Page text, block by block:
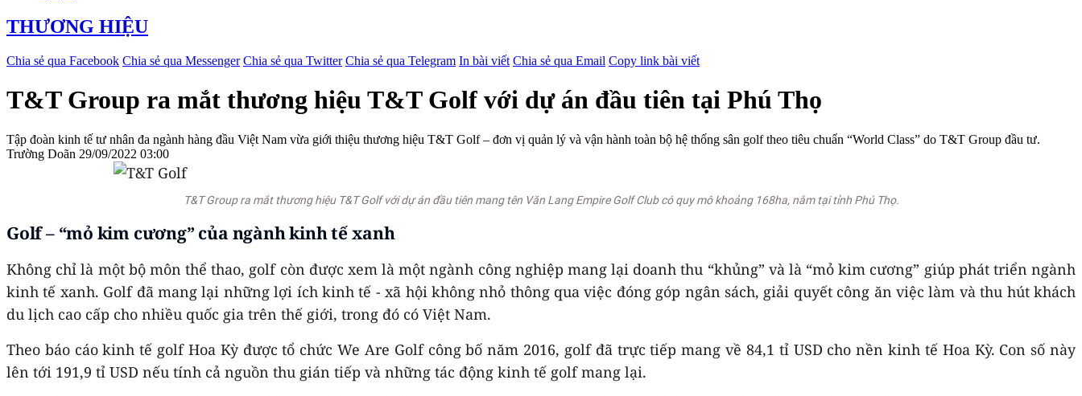
THƯƠNG HIỆU
Chia sẻ qua Facebook Chia sẻ qua Messenger Chia sẻ qua Twitter Chia sẻ qua Telegram In bài viết Chia sẻ qua Email Copy link bài viết
T&T Group ra mắt thương hiệu T&T Golf với dự án đầu tiên tại Phú Thọ
Tập đoàn kinh tế tư nhân đa ngành hàng đầu Việt Nam vừa giới thiệu thương hiệu T&T Golf – đơn vị quản lý và vận hành toàn bộ hệ thống sân golf theo tiêu chuẩn “World Class” do T&T Group đầu tư.
Trường Doãn 29/09/2022 03:00
T&T Group ra mắt thương hiệu T&T Golf với dự án đầu tiên mang tên Văn Lang Empire Golf Club có quy mô khoảng 168ha, nằm tại tỉnh Phú Thọ.
Golf – “mỏ kim cương” của ngành kinh tế xanh
Không chỉ là một bộ môn thể thao, golf còn được xem là một ngành công nghiệp mang lại doanh thu “khủng” và là “mỏ kim cương” giúp phát triển ngành
kinh tế xanh. Golf đã mang lại những lợi ích kinh tế - xã hội không nhỏ thông qua việc đóng góp ngân sách, giải quyết công ăn việc làm và thu hút khách
du lịch cao cấp cho nhiều quốc gia trên thế giới, trong đó có Việt Nam.
Theo báo cáo kinh tế golf Hoa Kỳ được tổ chức We Are Golf công bố năm 2016, golf đã trực tiếp mang về 84,1 tỉ USD cho nền kinh tế Hoa Kỳ. Con số này
lên tới 191,9 tỉ USD nếu tính cả nguồn thu gián tiếp và những tác động kinh tế golf mang lại.